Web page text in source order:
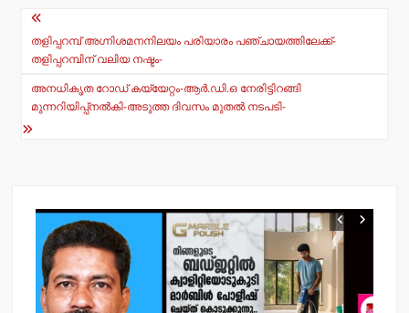
p
p
o
o
k
Post
navigation
തളിപ്പറമ്പ് അഗ്നിശമനനിലയം പരിയാരം പഞ്ചായത്തിലേക്ക്-
തളിപ്പറമ്പിന് വലിയ നഷ്ടം-
അനധികൃത റോഡ് കയ്യേറ്റം-ആര്‍.ഡി.ഒ നേരിട്ടിറങ്ങി
മുന്നറിയിപ്പ്‌നല്‍കി-അടുത്ത ദിവസം മുതല്‍ നടപടി-